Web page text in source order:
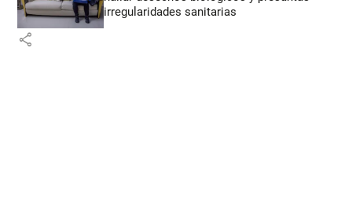
irregularidades sanitarias
share